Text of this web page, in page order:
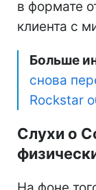
в формате
клиента с
Больше
снова
Rockstar
Слухи о